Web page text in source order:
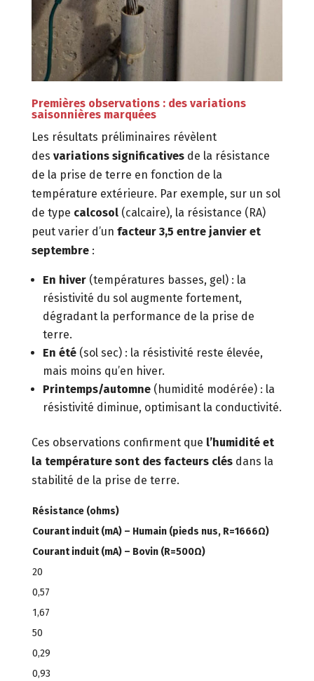
Premières observations : des variations
saisonnières marquées
Les résultats préliminaires révèlent
des variations significativesde la résistance
de la prise de terre en fonction de la
température extérieure. Par exemple, sur un sol
de type calcosol(calcaire), la résistance (RA)
peut varier d’un facteur 3,5 entre janvier et
septembre:
En hiver(températures basses, gel) : la
résistivité du sol augmente fortement,
dégradant la performance de la prise de
terre.
En été(sol sec) : la résistivité reste élevée,
mais moins qu’en hiver.
Printemps/automne(humidité modérée) : la
résistivité diminue, optimisant la conductivité.
Ces observations confirment que l’humidité et
la température sont des facteurs clésdans la
stabilité de la prise de terre.
Résistance (ohms)
Courant induit (mA) – Humain (pieds nus, R=1666Ω)
Courant induit (mA) – Bovin (R=500Ω)
20
0,57
1,67
50
0,29
0,93